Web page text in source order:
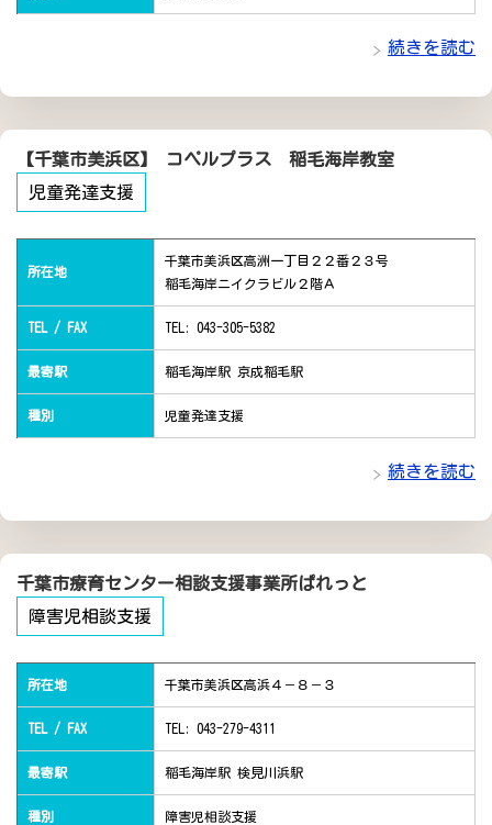
続きを読む
【千葉市美浜区】 コペルプラス 稲毛海岸教室
児童発達支援
所在地
千葉市美浜区高洲一丁目２２番２３号
稲毛海岸ニイクラビル２階Ａ
TEL / FAX TEL: 043-305-5382
最寄駅 稲毛海岸駅 京成稲毛駅
種別 児童発達支援
続きを読む
千葉市療育センター相談支援事業所ぱれっと
障害児相談支援
所在地 千葉市美浜区高浜４－８－３
TEL / FAX TEL: 043-279-4311
最寄駅 稲毛海岸駅 検見川浜駅
種別 障害児相談支援